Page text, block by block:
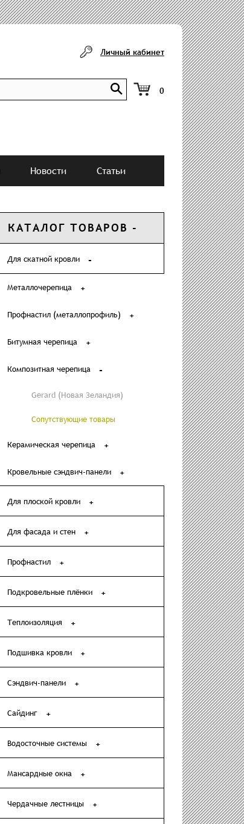
Личный кабинет
0
Новости Статьи
КАТАЛОГ ТОВАРОВ
Для скатной кровли
Металлочерепица
Профнастил (металлопрофиль)
Битумная черепица
Композитная черепица
Gerard (Новая Зеландия)
Сопутствующие товары
Керамическая черепица
Кровельные сэндвич-панели
Для плоской кровли
Для фасада и стен
Профнастил
Подкровельные плёнки
Теплоизоляция
Подшивка кровли
Сэндвич-панели
Сайдинг
Водосточные системы
Мансардные окна
Чердачные лестницы